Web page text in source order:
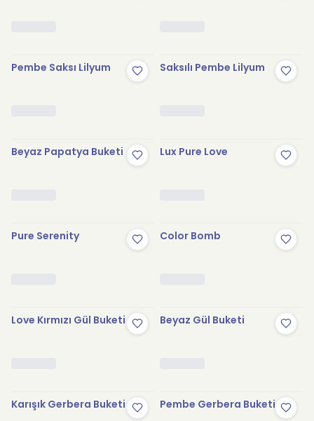
Pembe Saksı Lilyum Saksılı Pembe Lilyum
Beyaz Papatya Buketi Lux Pure Love
Pure Serenity Color Bomb
Love Kırmızı Gül Buketi Beyaz Gül Buketi
Karışık Gerbera Buketi Pembe Gerbera Buketi